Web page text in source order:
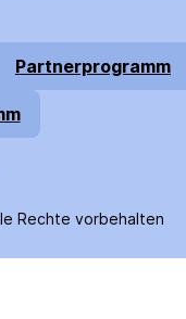
Partnerprogramm
Rechte vorbehalten